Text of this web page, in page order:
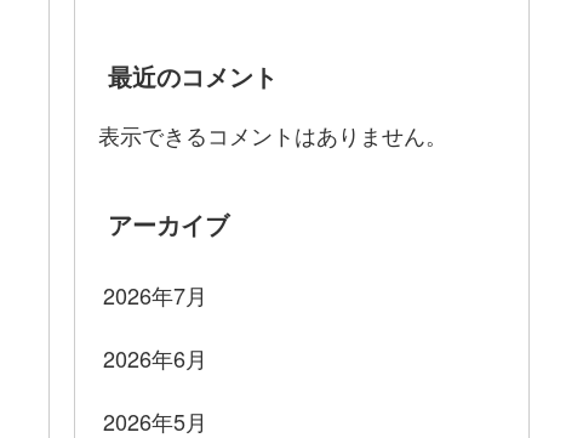
最近のコメント
表示できるコメントはありません。
アーカイブ
2026年7月
2026年6月
2026年5月